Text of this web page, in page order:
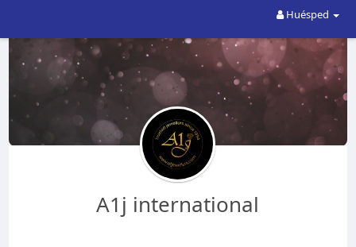
Huésped
A1j international